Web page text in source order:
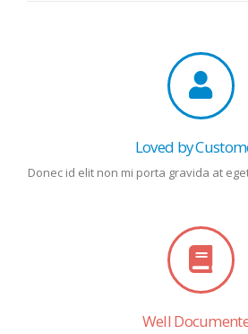
Loved by
Donec id elit non mi porta gravida at
Well